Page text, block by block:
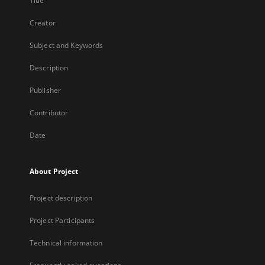
Creator
Subject and Keywords
Description
Publisher
Contributor
Date
About Project
Project description
Project Participants
Technical information